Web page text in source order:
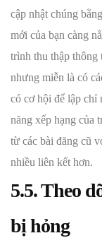
cập nhật chúng
mới của bạn càng
trình thu thập thông
nhưng miễn là có
có cơ hội để lập chỉ
năng xếp hạng của
từ các bài đăng cũ
nhiều liên kết hơn.
5.5. Theo
bị hỏng